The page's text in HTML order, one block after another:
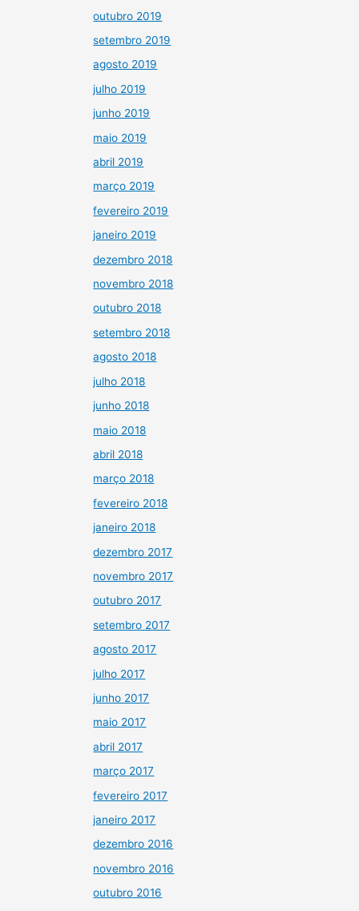
outubro 2019
setembro 2019
agosto 2019
julho 2019
junho 2019
maio 2019
abril 2019
março 2019
fevereiro 2019
janeiro 2019
dezembro 2018
novembro 2018
outubro 2018
setembro 2018
agosto 2018
julho 2018
junho 2018
maio 2018
abril 2018
março 2018
fevereiro 2018
janeiro 2018
dezembro 2017
novembro 2017
outubro 2017
setembro 2017
agosto 2017
julho 2017
junho 2017
maio 2017
abril 2017
março 2017
fevereiro 2017
janeiro 2017
dezembro 2016
novembro 2016
outubro 2016